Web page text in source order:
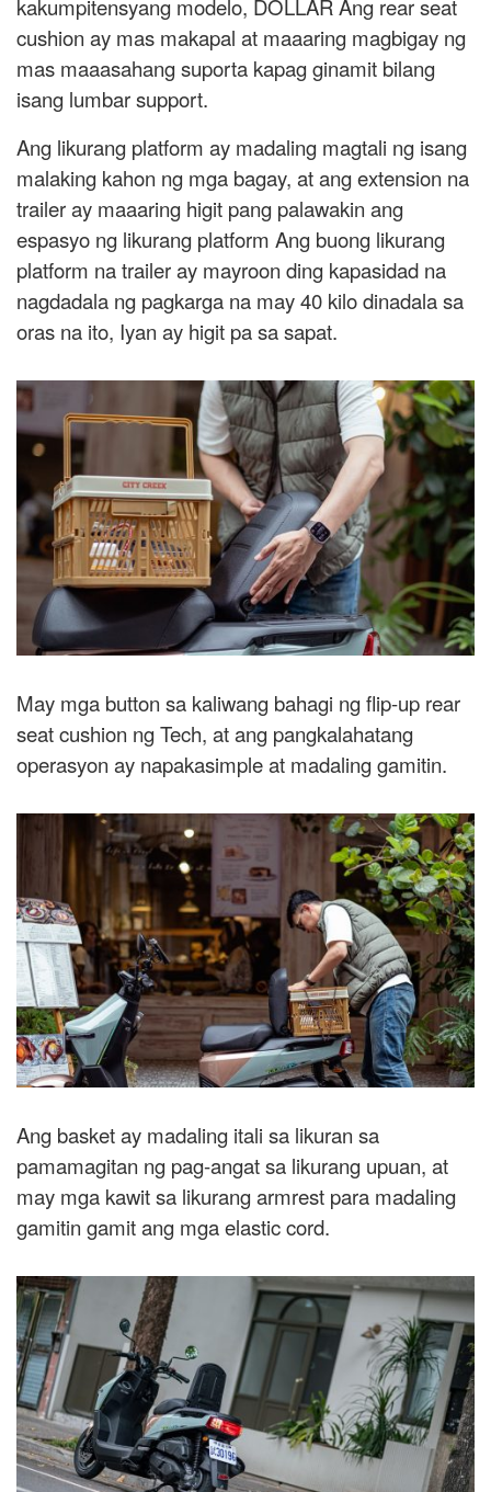
kakumpitensyang modelo, DOLLAR Ang rear seat
cushion ay mas makapal at maaaring magbigay ng
mas maaasahang suporta kapag ginamit bilang
isang lumbar support.
Ang likurang platform ay madaling magtali ng isang
malaking kahon ng mga bagay, at ang extension na
trailer ay maaaring higit pang palawakin ang
espasyo ng likurang platform Ang buong likurang
platform na trailer ay mayroon ding kapasidad na
nagdadala ng pagkarga na may 40 kilo dinadala sa
oras na ito, Iyan ay higit pa sa sapat.
May mga button sa kaliwang bahagi ng flip-up rear
seat cushion ng Tech, at ang pangkalahatang
operasyon ay napakasimple at madaling gamitin.
Ang basket ay madaling itali sa likuran sa
pamamagitan ng pag-angat sa likurang upuan, at
may mga kawit sa likurang armrest para madaling
gamitin gamit ang mga elastic cord.